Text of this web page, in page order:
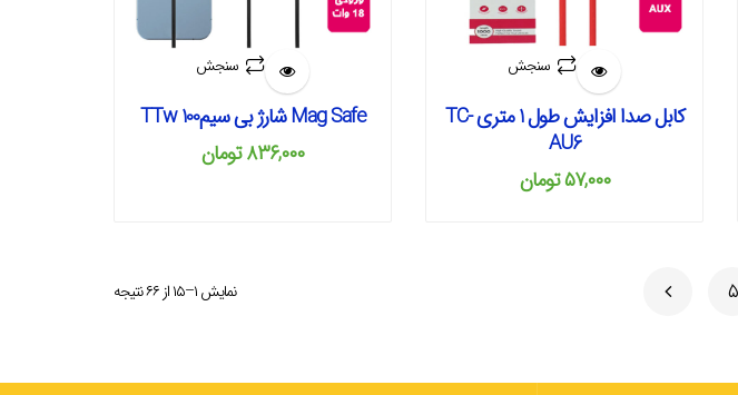
سنجش
کابل صدا افزایش طول 1 متری TC-
AU6
۵۷,۰۰۰تومان
سنجش
Mag Safe شارژ بی سیمTTw 100
۸۳۶,۰۰۰تومان
۵ نمایش ۱–۱۵ از ۶۶ نتیجه